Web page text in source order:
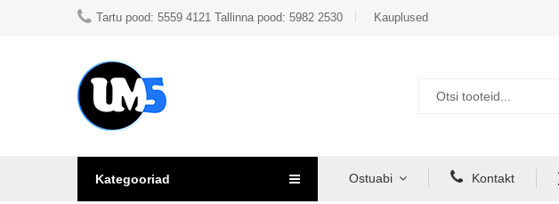
Tartu pood: 5559 4121 Tallinna pood: 5982 2530 Kauplused
Kategooriad Ostuabi Kontakt